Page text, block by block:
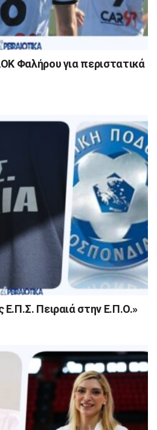
Φαλήρου για περιστατικά
Ε.Π.Σ. Πειραιά στην Ε.Π.Ο.»